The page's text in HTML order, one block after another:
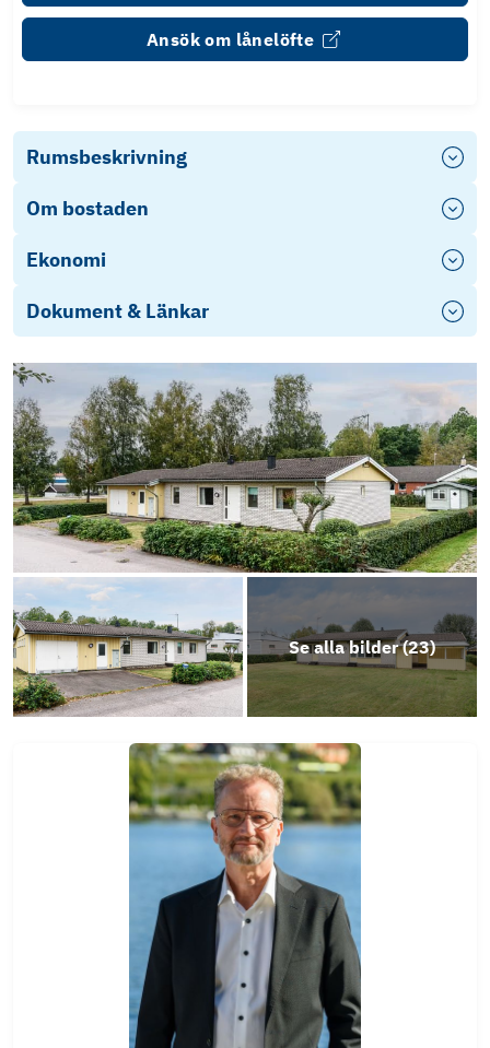
Ansök om lånelöfte
Rumsbeskrivning
Om bostaden
Ekonomi
Dokument & Länkar
Objektsbeskrivning
Se alla bilder (23)